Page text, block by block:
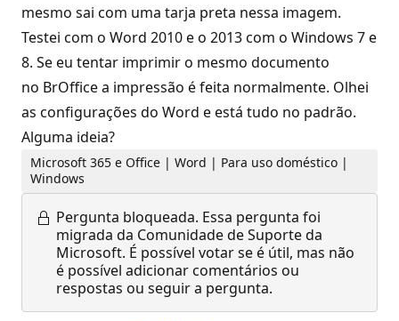
mesmo sai com uma tarja preta nessa imagem.
Testei com o Word 2010 e o 2013 com o Windows 7 e
8. Se eu tentar imprimir o mesmo documento
no BrOffice a impressão é feita normalmente. Olhei
as configurações do Word e está tudo no padrão.
Alguma ideia?
Microsoft 365 e Office | Word | Para uso doméstico |
Windows
Pergunta bloqueada. Essa pergunta foi
migrada da Comunidade de Suporte da
Microsoft. É possível votar se é útil, mas não
é possível adicionar comentários ou
respostas ou seguir a pergunta.